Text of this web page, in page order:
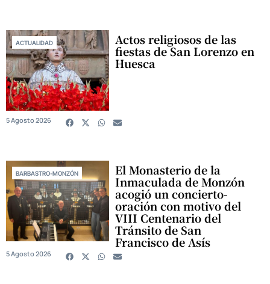
ACTUALIDAD Actos religiosos de las
fiestas de San Lorenzo en
Huesca
5 Agosto 2026
BARBASTRO-MONZÓN El Monasterio de la
Inmaculada de Monzón
acogió un concierto-
oración con motivo del
VIII Centenario del
Tránsito de San
Francisco de Asís
5 Agosto 2026